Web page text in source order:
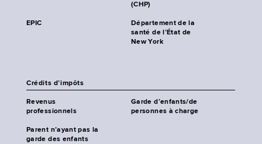
(CHP)
EPIC
Département de la
santé de l’État de
New York
Crédits d’impôts
Revenus
professionnels
Garde d’enfants/de
personnes à charge
Parent n’ayant pas la
garde des enfants